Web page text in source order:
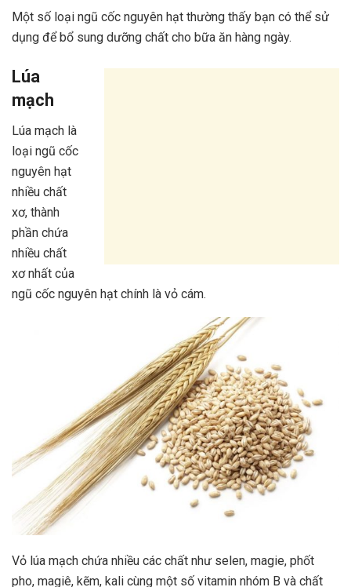
Một số loại ngũ cốc nguyên hạt thường thấy bạn có thể sử
dụng để bổ sung dưỡng chất cho bữa ăn hàng ngày.
Lúa
mạch
Lúa mạch là
loại ngũ cốc
nguyên hạt
nhiều chất
xơ, thành
phần chứa
nhiều chất
xơ nhất của
ngũ cốc nguyên hạt chính là vỏ cám.
Vỏ lúa mạch chứa nhiều các chất như selen, magie, phốt
pho, magiê, kẽm, kali cùng một số vitamin nhóm B và chất